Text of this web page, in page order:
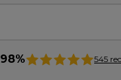
98% 545